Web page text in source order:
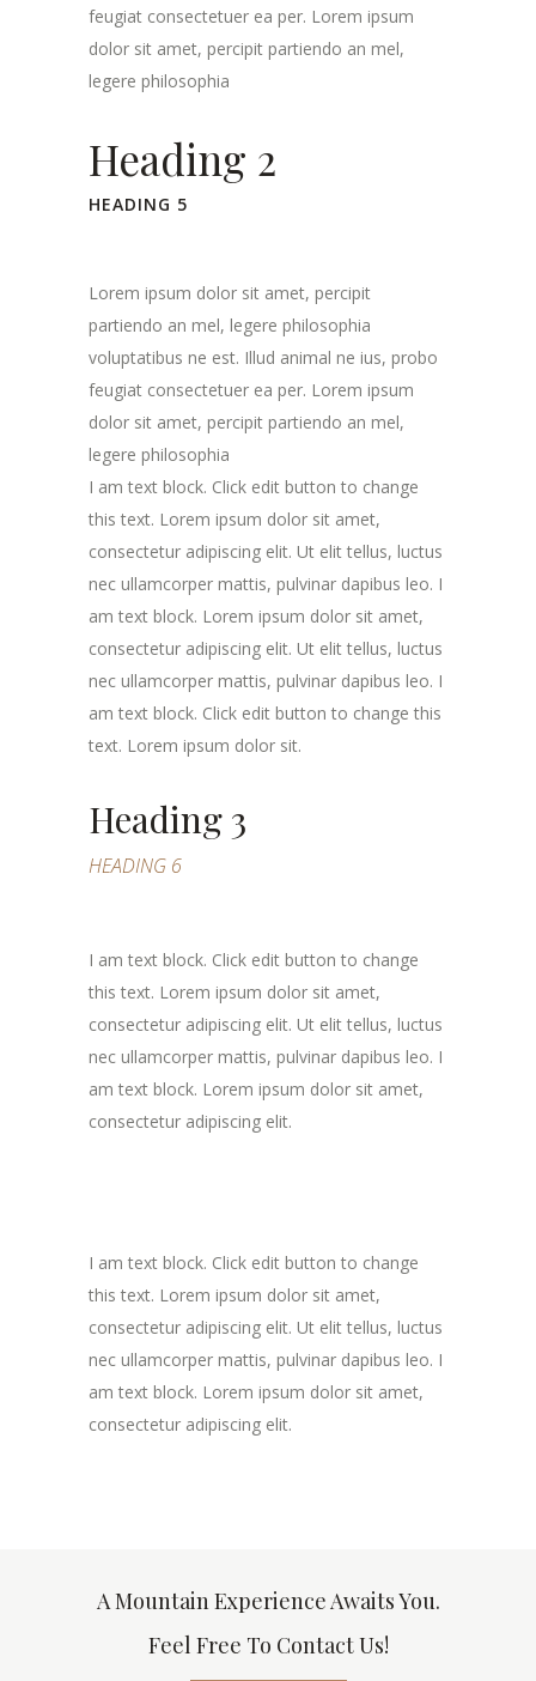
feugiat consectetuer ea per. Lorem ipsum
dolor sit amet, percipit partiendo an mel,
legere philosophia
Heading 2
HEADING 5
Lorem ipsum dolor sit amet, percipit
partiendo an mel, legere philosophia
voluptatibus ne est. Illud animal ne ius, probo
feugiat consectetuer ea per. Lorem ipsum
dolor sit amet, percipit partiendo an mel,
legere philosophia
I am text block. Click edit button to change
this text. Lorem ipsum dolor sit amet,
consectetur adipiscing elit. Ut elit tellus, luctus
nec ullamcorper mattis, pulvinar dapibus leo. I
am text block. Lorem ipsum dolor sit amet,
consectetur adipiscing elit. Ut elit tellus, luctus
nec ullamcorper mattis, pulvinar dapibus leo. I
am text block. Click edit button to change this
text. Lorem ipsum dolor sit.
Heading 3
HEADING 6
I am text block. Click edit button to change
this text. Lorem ipsum dolor sit amet,
consectetur adipiscing elit. Ut elit tellus, luctus
nec ullamcorper mattis, pulvinar dapibus leo. I
am text block. Lorem ipsum dolor sit amet,
consectetur adipiscing elit.
I am text block. Click edit button to change
this text. Lorem ipsum dolor sit amet,
consectetur adipiscing elit. Ut elit tellus, luctus
nec ullamcorper mattis, pulvinar dapibus leo. I
am text block. Lorem ipsum dolor sit amet,
consectetur adipiscing elit.
A Mountain Experience Awaits You.
Feel Free To Contact Us!